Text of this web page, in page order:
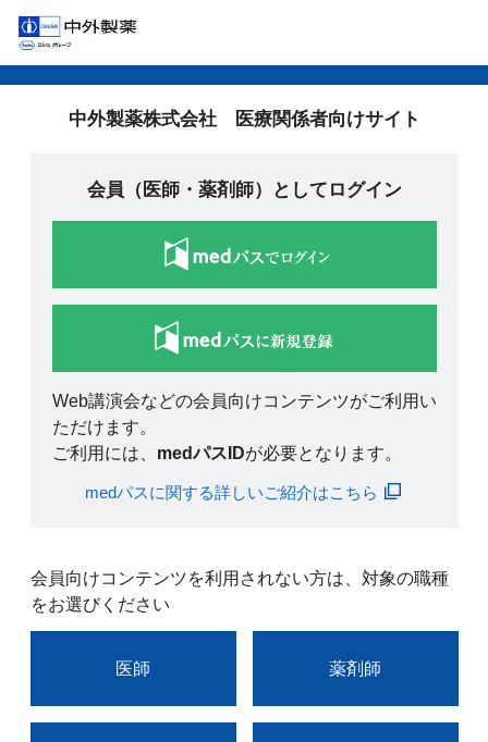
中外製薬株式会社 医療関係者向けサイト
会員（医師・薬剤師）としてログイン
Web講演会などの会員向けコンテンツがご利用い
ただけます。
ご利用には、 medパスIDが必要となります。
medパスに関する詳しいご紹介はこちら
会員向けコンテンツを利用されない方は、対象の職種
をお選びください
医師 薬剤師